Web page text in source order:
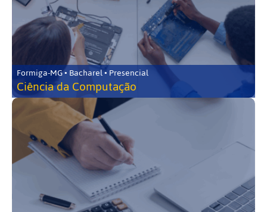
Formiga-MG • Bacharel • Presencial
Ciência da Computação